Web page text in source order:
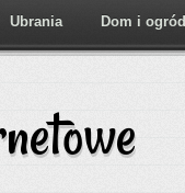
Ubrania Dom i ogród